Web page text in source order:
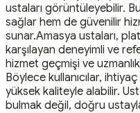
ustaları görüntüleyebilir.
sağlar hem de güvenilir
sunar.Amasya ustaları,
karşılayan deneyimli ve
hizmet geçmişi ve
Böylece kullanıcılar,
yüksek kaliteyle alabilir.
bulmak değil, doğru